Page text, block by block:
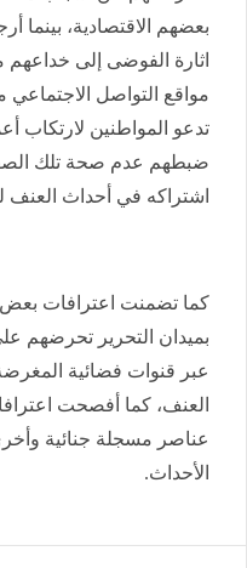
بعضهم الاقتصادية، بينما
اثارة الفوضى إلى
مواقع التواصل
تدعو المواطنين لارتكاب
ضبطهم عدم صحة تلك
اشتراكه في أحداث العنف
كما تضمنت اعترافات بعض
بميدان التحرير تحرضهم
عبر قنوات فضائية
العنف، كما أفصحت
عناصر مسجلة جنائية
الأحداث.